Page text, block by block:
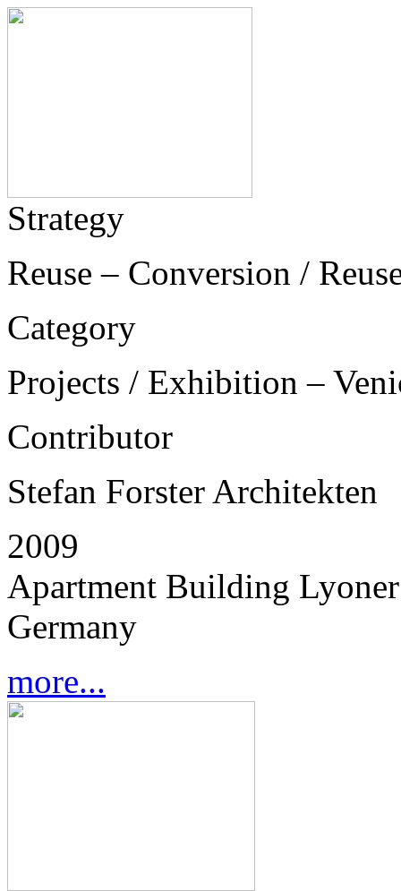
Strategy
Reuse – Conversion /
Category
Projects / Exhibition –
Contributor
Stefan Forster Architekten
2009
Apartment Building
Germany
more...